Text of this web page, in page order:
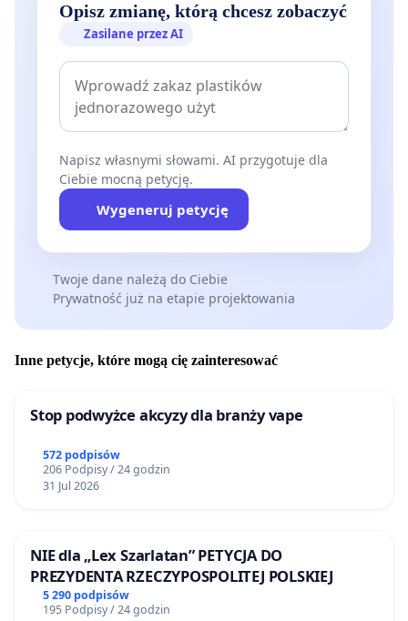
Opisz zmianę, którą chcesz zobaczyć
Zasilane przez AI
Napisz własnymi słowami. AI przygotuje dla
Ciebie mocną petycję.
Wygeneruj petycję
Twoje dane należą do Ciebie
Prywatność już na etapie projektowania
Inne petycje, które mogą cię zainteresować
Stop podwyżce akcyzy dla branży vape
572 podpisów
206 Podpisy / 24 godzin
31 Jul 2026
NIE dla „Lex Szarlatan” PETYCJA DO
PREZYDENTA RZECZYPOSPOLITEJ POLSKIEJ
5 290 podpisów
195 Podpisy / 24 godzin